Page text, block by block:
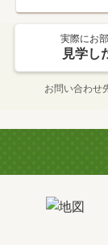
実際にお
見学し
お問い合わせ